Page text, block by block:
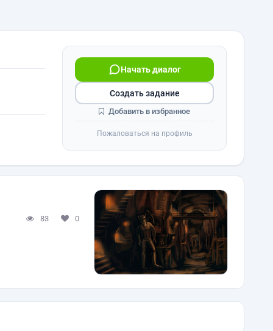
Начать диалог
Создать задание
Добавить в избранное
Пожаловаться на профиль
83 0